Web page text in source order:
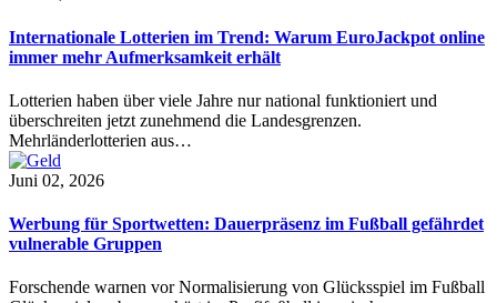
Internationale Lotterien im Trend: Warum EuroJackpot online
immer mehr Aufmerksamkeit erhält
Lotterien haben über viele Jahre nur national funktioniert und
überschreiten jetzt zunehmend die Landesgrenzen.
Mehrländerlotterien aus…
Juni 02, 2026
Werbung für Sportwetten: Dauerpräsenz im Fußball gefährdet
vulnerable Gruppen
Forschende warnen vor Normalisierung von Glücksspiel im Fußball